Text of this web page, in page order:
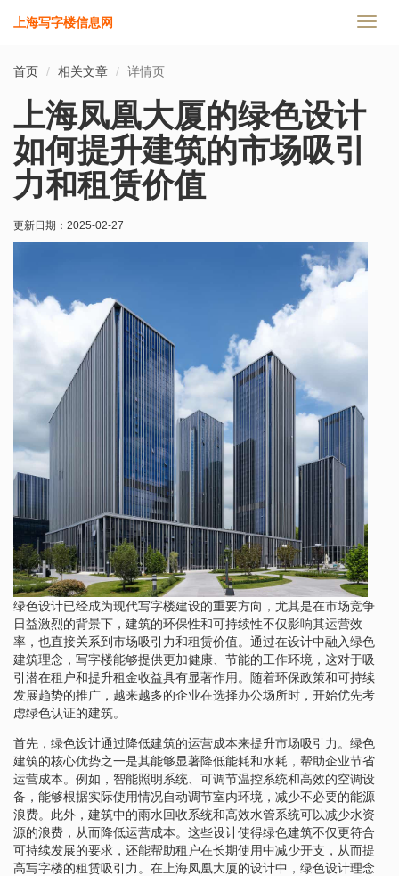
切
上海写字楼信息网
首页 相关文章 详情页
上海凤凰大厦的绿色设计
如何提升建筑的市场吸引
力和租赁价值
更新日期： 2025-02-27
绿色设计已经成为现代写字楼建设的重要方向，尤其是在市场竞争
日益激烈的背景下，建筑的环保性和可持续性不仅影响其运营效
率，也直接关系到市场吸引力和租赁价值。通过在设计中融入绿色
建筑理念，写字楼能够提供更加健康、节能的工作环境，这对于吸
引潜在租户和提升租金收益具有显著作用。随着环保政策和可持续
发展趋势的推广，越来越多的企业在选择办公场所时，开始优先考
虑绿色认证的建筑。
首先，绿色设计通过降低建筑的运营成本来提升市场吸引力。绿色
建筑的核心优势之一是其能够显著降低能耗和水耗，帮助企业节省
运营成本。例如，智能照明系统、可调节温控系统和高效的空调设
备，能够根据实际使用情况自动调节室内环境，减少不必要的能源
浪费。此外，建筑中的雨水回收系统和高效水管系统可以减少水资
源的浪费，从而降低运营成本。这些设计使得绿色建筑不仅更符合
可持续发展的要求，还能帮助租户在长期使用中减少开支，从而提
高写字楼的租赁吸引力。在上海凤凰大厦的设计中，绿色设计理念